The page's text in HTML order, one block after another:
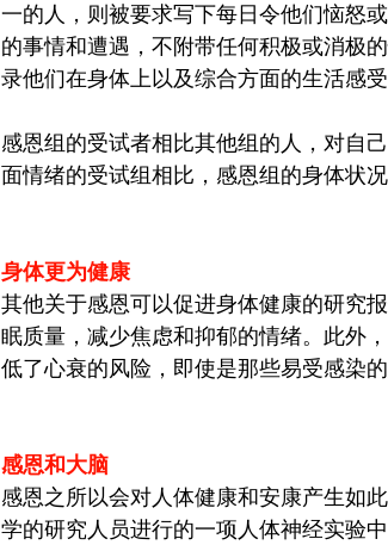
一的人，则被要求写下每日令他们恼怒
的事情和遭遇，不附带任何积极或消极
录他们在身体上以及综合方面的生活感受
感恩组的受试者相比其他组的人，对自
面情绪的受试组相比，感恩组的身体状
身体更为健康
其他关于感恩可以促进身体健康的研究
眠质量，减少焦虑和抑郁的情绪。此外
低了心衰的风险，即使是那些易受感染的
感恩和大脑
感恩之所以会对人体健康和安康产生如
学的研究人员进行的一项人体神经实验